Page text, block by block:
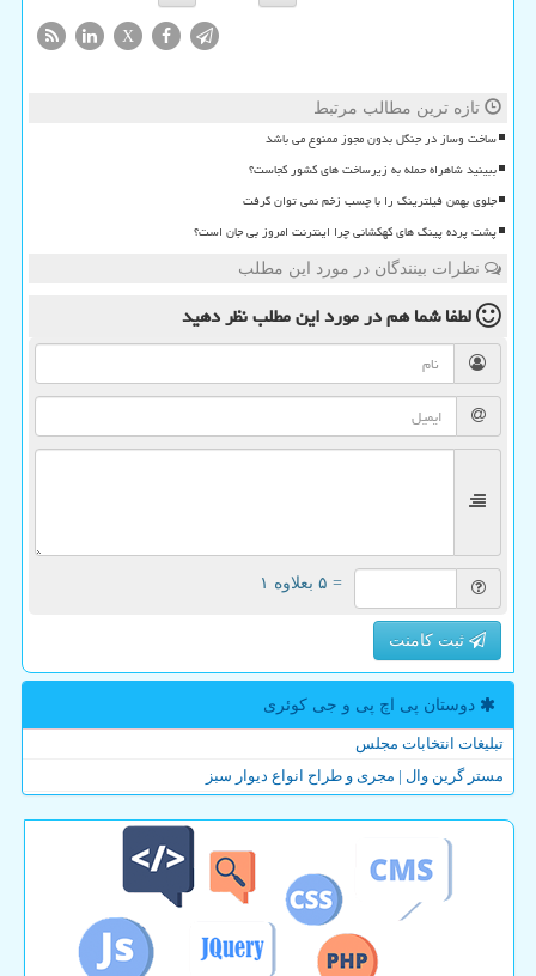
X
تازه ترین مطالب مرتبط
ساخت وساز در جنگل بدون مجوز ممنوع می باشد
ببینید شاهراه حمله به زیرساخت های کشور کجاست؟
جلوی بهمن فیلترینگ را با چسب زخم نمی توان گرفت
پشت پرده پینگ های کهکشانی چرا اینترنت امروز بی جان است؟
نظرات بینندگان در مورد این مطلب
لطفا شما همدر مورد این مطلبنظر دهید
= ۵ بعلاوه ۱
ثبت کامنت
دوستان پی اچ پی و جی كوئری
تبلیغات انتخابات مجلس
مستر گرین وال | مجری و طراح انواع دیوار سبز